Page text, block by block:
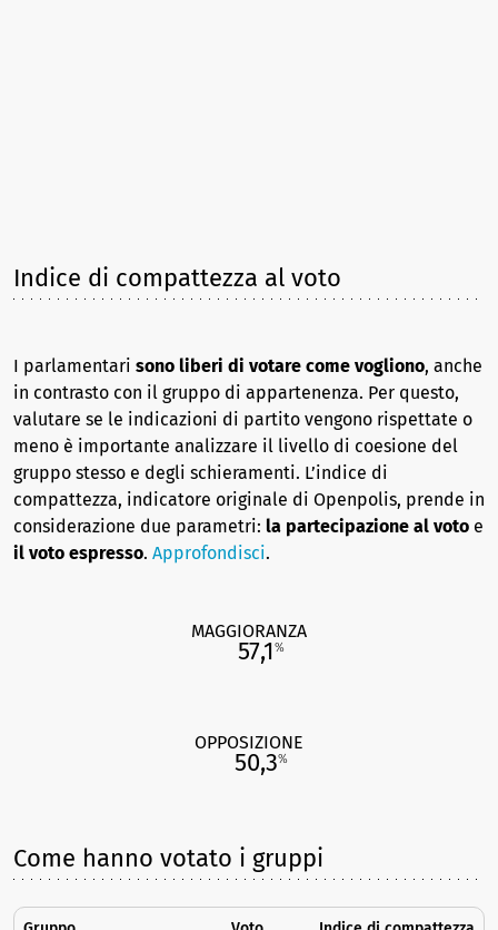
Indice di compattezza al voto
I parlamentari sono liberi di votare come vogliono, anche
in contrasto con il gruppo di appartenenza. Per questo,
valutare se le indicazioni di partito vengono rispettate o
meno è importante analizzare il livello di coesione del
gruppo stesso e degli schieramenti. L’indice di
compattezza, indicatore originale di Openpolis, prende in
considerazione due parametri: la partecipazione al voto e
il voto espresso. Approfondisci.
MAGGIORANZA
57,1%
OPPOSIZIONE
50,3%
Come hanno votato i gruppi